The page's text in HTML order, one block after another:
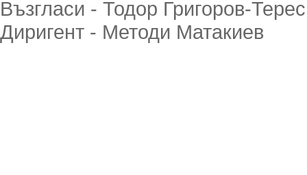
Възгласи - Тодор Григоров-
Диригент - Методи Матакиев